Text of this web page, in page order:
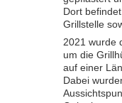
Dort
Grillstelle
2021 wurde
um die
auf einer
Dabei